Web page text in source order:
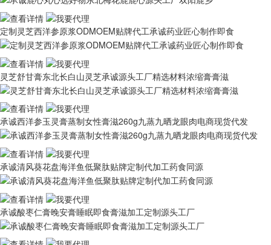
定制灵芝西洋参原浆ODMOEM贴牌代工承诚药业匠心制作即食
灵芝舒甘膏东北长白山灵芝承诚源头工厂精选材料浓缩膏膏滋
承诚西洋参玉灵膏蒸制女性膏滋260g九蒸九晒龙眼肉电商现货代发
承诚清风葵花盘海洋鱼低聚肽贴牌定制代加工药食同源
承诚酸枣仁膏晚安膏睡眠即食膏滋加工定制源头工厂